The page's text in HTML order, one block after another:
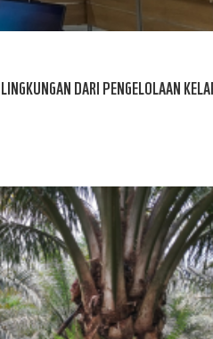
DARI PENGELOLAAN